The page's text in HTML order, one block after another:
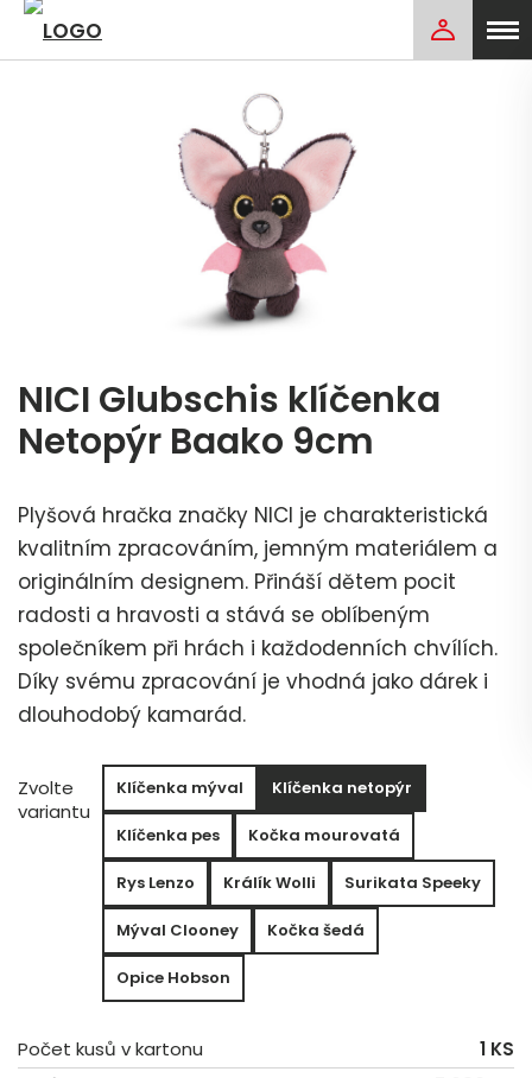
NICI Glubschis klíčenka
Netopýr Baako 9cm
Plyšová hračka značky NICI je charakteristická
kvalitním zpracováním, jemným materiálem a
originálním designem. Přináší dětem pocit
radosti a hravosti a stává se oblíbeným
společníkem při hrách i každodenních chvílích.
Díky svému zpracování je vhodná jako dárek i
dlouhodobý kamarád.
Zvolte
variantu
Klíčenka mýval Klíčenka netopýr
Klíčenka pes Kočka mourovatá
Rys Lenzo Králík Wolli Surikata Speeky
Mýval Clooney Kočka šedá
Opice Hobson
Počet kusů v kartonu
1 KS